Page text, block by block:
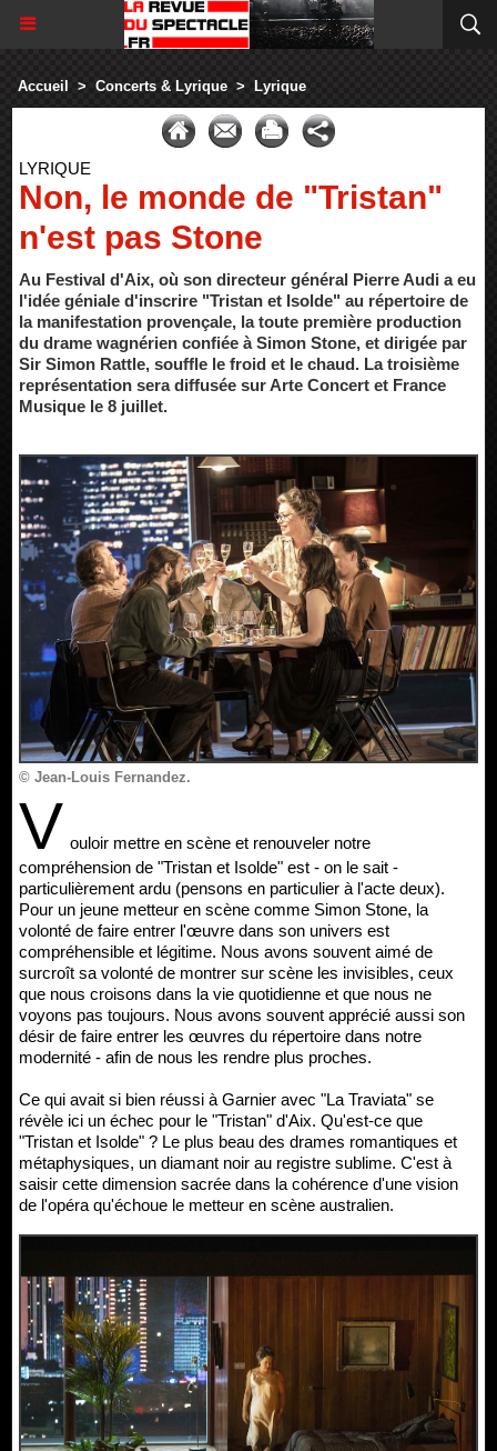
Accueil > Concerts & Lyrique > Lyrique
LYRIQUE
Non, le monde de "Tristan"
n'est pas Stone
Au Festival d'Aix, où son directeur général Pierre Audi a eu
l'idée géniale d'inscrire "Tristan et Isolde" au répertoire de
la manifestation provençale, la toute première production
du drame wagnérien confiée à Simon Stone, et dirigée par
Sir Simon Rattle, souffle le froid et le chaud. La troisième
représentation sera diffusée sur Arte Concert et France
Musique le 8 juillet.
© Jean-Louis Fernandez.
V ouloir mettre en scène et renouveler notre
compréhension de "Tristan et Isolde" est - on le sait -
particulièrement ardu (pensons en particulier à l'acte deux).
Pour un jeune metteur en scène comme Simon Stone, la
volonté de faire entrer l'œuvre dans son univers est
compréhensible et légitime. Nous avons souvent aimé de
surcroît sa volonté de montrer sur scène les invisibles, ceux
que nous croisons dans la vie quotidienne et que nous ne
voyons pas toujours. Nous avons souvent apprécié aussi son
désir de faire entrer les œuvres du répertoire dans notre
modernité - afin de nous les rendre plus proches.
Ce qui avait si bien réussi à Garnier avec "La Traviata" se
révèle ici un échec pour le "Tristan" d'Aix. Qu'est-ce que
"Tristan et Isolde" ? Le plus beau des drames romantiques et
métaphysiques, un diamant noir au registre sublime. C'est à
saisir cette dimension sacrée dans la cohérence d'une vision
de l'opéra qu'échoue le metteur en scène australien.